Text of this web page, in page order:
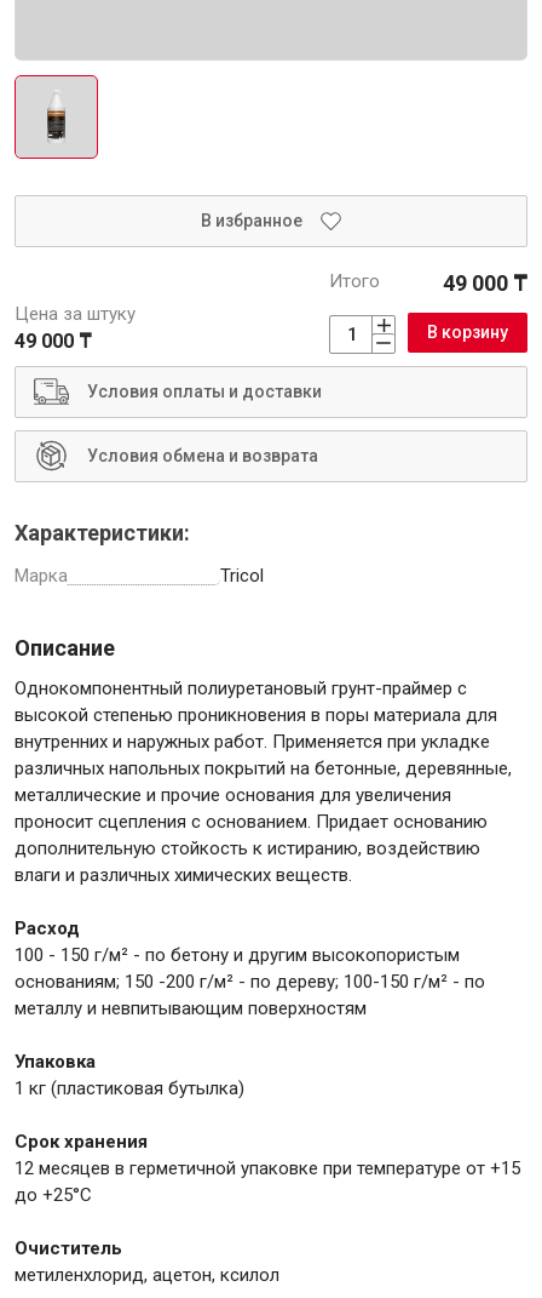
В избранное
Цена за штуку
49 000 ₸
Итого 49 000 ₸
В корзину
Условия оплаты и доставки
Условия обмена и возврата
Характеристики:
Марка Tricol
Описание
Однокомпонентный полиуретановый грунт-праймер с
высокой степенью проникновения в поры материала для
внутренних и наружных работ. Применяется при укладке
различных напольных покрытий на бетонные, деревянные,
металлические и прочие основания для увеличения
проносит сцепления с основанием. Придает основанию
дополнительную стойкость к истиранию, воздействию
влаги и различных химических веществ.
Расход
100 - 150 г/м² - по бетону и другим высокопористым
основаниям; 150 -200 г/м² - по дереву; 100-150 г/м² - по
металлу и невпитывающим поверхностям
Упаковка
1 кг (пластиковая бутылка)
Срок хранения
12 месяцев в герметичной упаковке при температуре от +15
до +25°С
Очиститель
метиленхлорид, ацетон, ксилол
Водоснабжение и водоотведение
Электро-оборудование
Инструменты
Малярный инструмент
Специализированный инструмент
Инструмент для штукатурно-отделочных работ
Ещё 2
Сантехника
Крепежи
Анкеры
Монтажные ленты
Канаты, шнуры
Товары для бани и сауны